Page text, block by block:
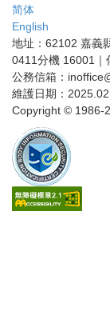
简体
English
地址：62102 嘉義
0411分機 16001｜
公務信箱：
維護日期：
Copyright © 1986-